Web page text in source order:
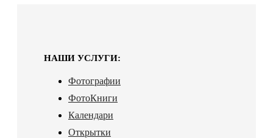
НАШИ УСЛУГИ:
Фотографии
ФотоКниги
Календари
Открытки